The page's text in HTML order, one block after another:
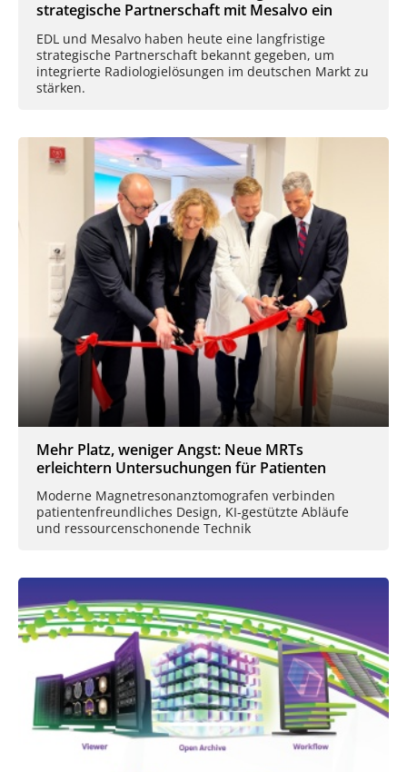
strategische Partnerschaft mit Mesalvo ein
EDL und Mesalvo haben heute eine langfristige
strategische Partnerschaft bekannt gegeben, um
integrierte Radiologielösungen im deutschen Markt zu
stärken.
Mehr Platz, weniger Angst: Neue MRTs
erleichtern Untersuchungen für Patienten
Moderne Magnetresonanztomografen verbinden
patientenfreundliches Design, KI-gestützte Abläufe
und ressourcenschonende Technik